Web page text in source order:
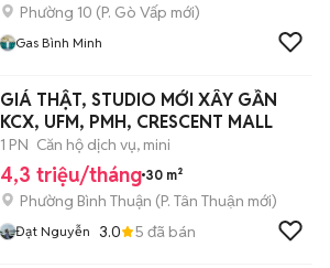
Phường 10 (P. Gò Vấp mới)
Gas Bình Minh
GIÁ THẬT, STUDIO MỚI XÂY GẦN
KCX, UFM, PMH, CRESCENT MALL
1 PN Căn hộ dịch vụ, mini
4,3 triệu/tháng 30 m²
Phường Bình Thuận (P. Tân Thuận mới)
Đạt Nguyễn 3.0 5 đã bán